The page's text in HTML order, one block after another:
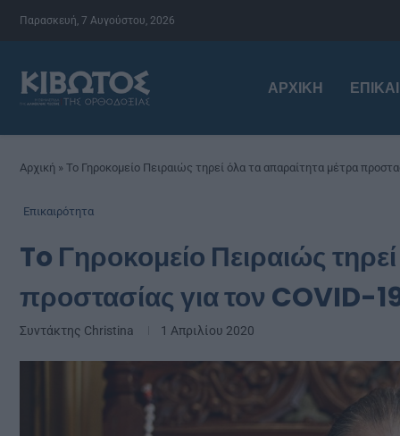
Παρασκευή, 7 Αυγούστου, 2026
ΑΡΧΙΚΉ
Αρχική » To Γηροκομείο Πειραιώς τηρεί όλα τα απαραίτητα μέτρα
Επικαιρότητα
To Γηροκομείο Πειραιώς
προστασίας για τον COVID-
Συντάκτης Christina 1 Απριλίου 2020